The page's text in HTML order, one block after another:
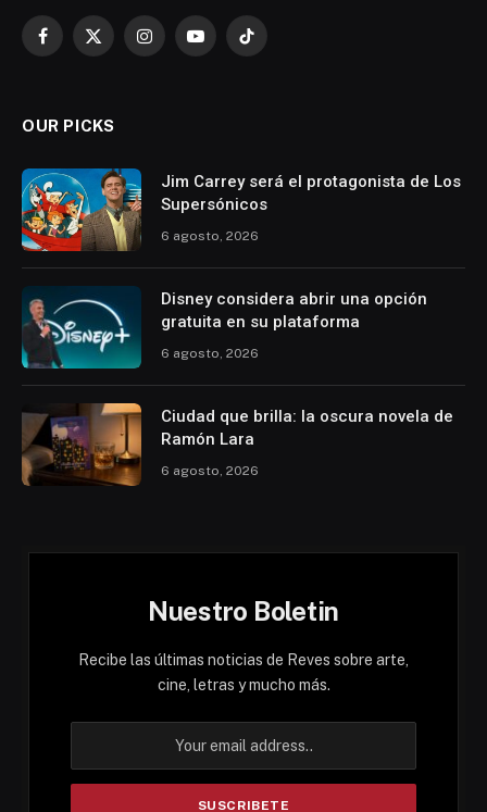
Facebook
X
InstagramYouTubeTikTok
OUR PICKS
Jim Carrey será el protagonista de Los
Supersónicos
6 agosto, 2026
Disney considera abrir una opción
gratuita en su plataforma
6 agosto, 2026
Ciudad que brilla: la oscura novela de
Ramón Lara
6 agosto, 2026
Nuestro Boletin
Recibe las últimas noticias de Reves sobre arte,
cine, letras y mucho más.